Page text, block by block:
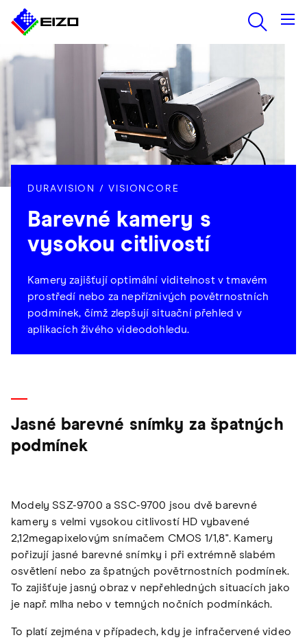
DURAVISION / VISIONCORE
Barevné kamery s
vysokou citlivostí
Kamery zajišťují optimální viditelnost v tmavém
prostředí nebo za nepříznivých povětrnostních
podmínek, čímž zlepšují situační přehled v
aplikacích živého videodohledu.
Jasné barevné snímky za špatných
podmínek
Modely SSZ-9700 a SSC-9700 jsou dvě barevné
kamery s velmi vysokou citlivostí HD vybavené
2,12megapixelovým snímačem CMOS 1/1,8". Kamery
pořizují jasné barevné snímky i při extrémně slabém
osvětlení nebo za špatných povětrnostních podmínek.
To zajišťuje jasný obraz v nepřehledných situacích jako
je např. mlha nebo v temných nočních podmínkách.
To platí zejména v případech, kdy je infračervené video